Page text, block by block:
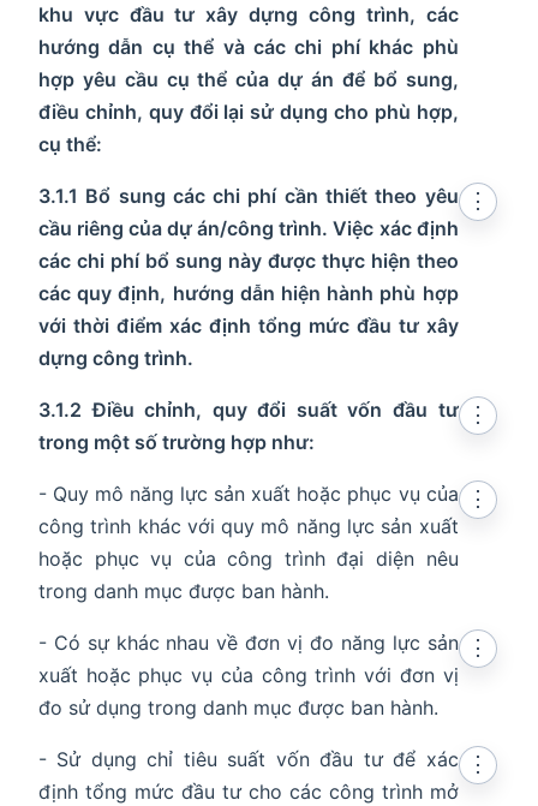
khu vực đầu tư xây dựng công trình, các
hướng dẫn cụ thể và các chi phí khác phù
hợp yêu cầu cụ thể của dự án để bổ sung,
điều chỉnh, quy đổi lại sử dụng cho phù hợp,
cụ thể:
3.1.1 Bổ sung các chi phí cần thiết theo yêu
cầu riêng của dự án/công trình. Việc xác định
các chi phí bổ sung này được thực hiện theo
các quy định, hướng dẫn hiện hành phù hợp
với thời điểm xác định tổng mức đầu tư xây
dựng công trình.
⋮
3.1.2 Điều chỉnh, quy đổi suất vốn đầu tư
trong một số trường hợp như:
⋮
- Quy mô năng lực sản xuất hoặc phục vụ của
công trình khác với quy mô năng lực sản xuất
hoặc phục vụ của công trình đại diện nêu
trong danh mục được ban hành.
⋮
- Có sự khác nhau về đơn vị đo năng lực sản
xuất hoặc phục vụ của công trình với đơn vị
đo sử dụng trong danh mục được ban hành.
⋮
- Sử dụng chỉ tiêu suất vốn đầu tư để xác
định tổng mức đầu tư cho các công trình mở
⋮